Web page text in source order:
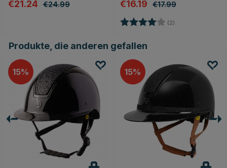
€21.24 €24.99 €16.19 €17.99
Bewertung: (2)
Produkte, die anderen gefallen
15 15